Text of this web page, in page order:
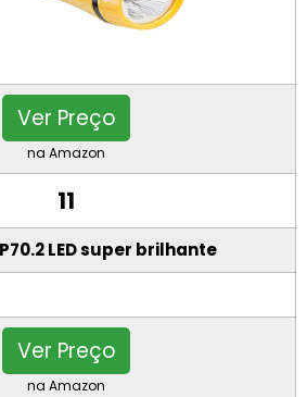
Ver Preço
na Amazon
11
LED super brilhante
Ver Preço
na Amazon